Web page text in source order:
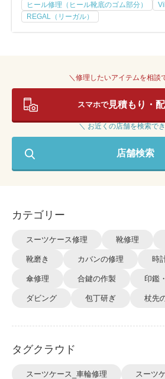
ヒール修理（ヒール靴底のゴム部分）
REGAL（リーガル）
＼修理したいアイテムを相談
スマホで見積もり・
＼ お近くの店舗を検索で
店舗検索
カテゴリー
スーツケース修理 靴修理
靴磨き カバンの修理 時
傘修理 合鍵の作製 印鑑
ダビング 包丁研ぎ 杖先
タグクラウド
スーツケース_車輪修理 スーツ